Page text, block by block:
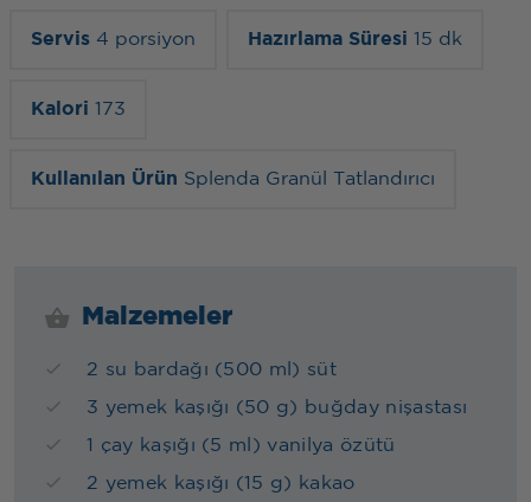
Servis 4 porsiyon Hazırlama Süresi 15 dk
Kalori 173
Kullanılan Ürün Splenda Granül Tatlandırıcı
Malzemeler
2 su bardağı (500 ml) süt
3 yemek kaşığı (50 g) buğday nişastası
1 çay kaşığı (5 ml) vanilya özütü
2 yemek kaşığı (15 g) kakao